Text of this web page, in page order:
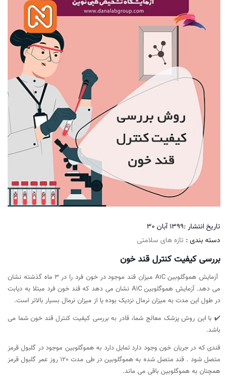
تاریخ انتشار :1399 آبان 30
دسته بندی : تازه های سلامتی
بررسی کیفیت کنترل قند خون
آزمایش هموگلوبین A1C میزان قند موجود در خون فرد را در 3 ماه گذشته نشان
می دهد. آزمایش هموگلوبین A1C نشان می دهد که قند خون فرد مبتلا به دیابت
در طول این مدت به میزان نرمال نزدیک بوده یا از میزان نرمال بسیار بالاتر است.
✔️ با این روش پزشک معالج شما، قادر به بررسی کیفیت کنترل قند خون شما می
باشد.
قندی که در جریان خون وجود دارد تمایل دارد به هموگلوبین موجود در گلبول قرمز
متصل شود . قند متصل شده به هموگلوبین در طی مدت 120 روز عمر گلبول قرمز
همچنان به هموگلوبین باقی می ماند.